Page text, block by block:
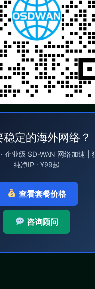
稳定的海外网络？
企业级 SD-WAN 网络加速 |
纯净IP · ¥99起
查看套餐价格
咨询顾问